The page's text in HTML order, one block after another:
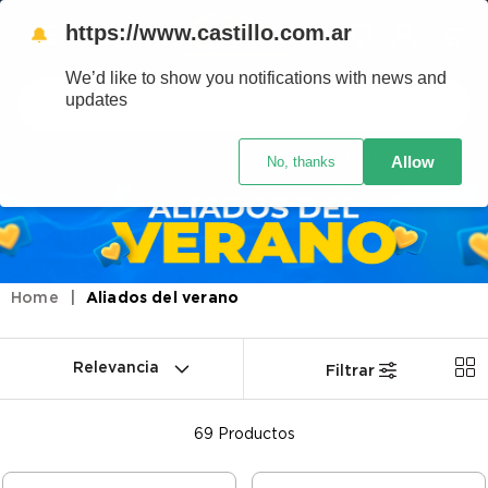
Buscar
celulares
heladera
aire acondicionado
Crédito Castillo
Aliados del verano
Relevancia Filtrar
69 Productos
🔔 https://www.castillo.com.ar
We’d like to show you notifications with news and
updates
No, thanks Allow